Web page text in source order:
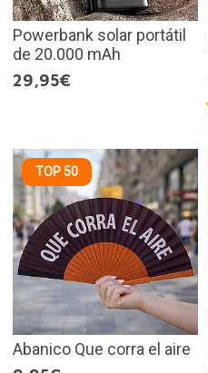
Powerbank solar portátil
de 20.000 mAh
29,95€
TOP 50
Abanico Que corra el aire